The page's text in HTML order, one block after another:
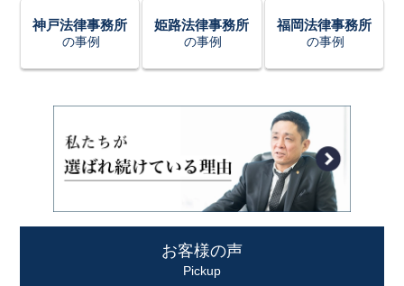
神戸法律事務所
の事例
姫路法律事務所
の事例
福岡法律事務所
の事例
お客様の声
Pickup